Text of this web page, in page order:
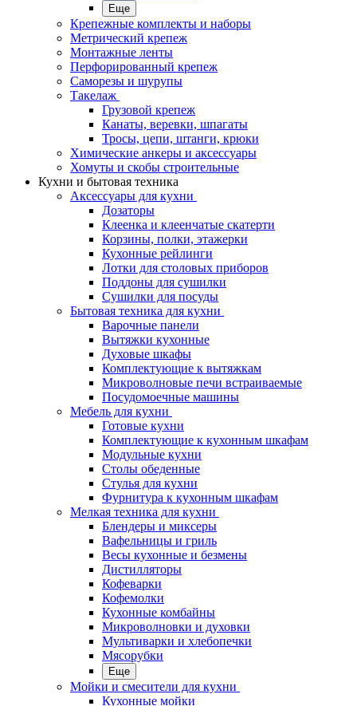
Еще
Крепежные комплекты и наборы
Метрический крепеж
Монтажные ленты
Перфорированный крепеж
Саморезы и шурупы
Такелаж
Грузовой крепеж
Канаты, веревки, шпагаты
Тросы, цепи, штанги, крюки
Химические анкеры и аксессуары
Хомуты и скобы строительные
Кухни и бытовая техника
Аксессуары для кухни
Дозаторы
Клеенка и клеенчатые скатерти
Корзины, полки, этажерки
Кухонные рейлинги
Лотки для столовых приборов
Поддоны для сушилки
Сушилки для посуды
Бытовая техника для кухни
Варочные панели
Вытяжки кухонные
Духовые шкафы
Комплектующие к вытяжкам
Микроволновые печи встраиваемые
Посудомоечные машины
Мебель для кухни
Готовые кухни
Комплектующие к кухонным шкафам
Модульные кухни
Столы обеденные
Стулья для кухни
Фурнитура к кухонным шкафам
Мелкая техника для кухни
Блендеры и миксеры
Вафельницы и гриль
Весы кухонные и безмены
Дистилляторы
Кофеварки
Кофемолки
Кухонные комбайны
Микроволновки и духовки
Мультиварки и хлебопечки
Мясорубки
Еще
Мойки и смесители для кухни
Кухонные мойки